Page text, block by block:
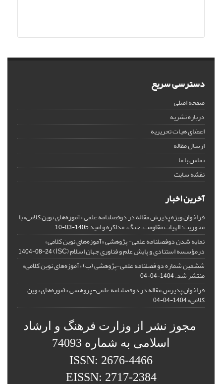
دسترسی سریع
صفحه اصلی
درباره نشریه
اعضای هیات تحریریه
ارسال مقاله
تماس با ما
نقشه سایت
آخرین اخبار
فراخوان ویژه پذیرش مقاله در دوفصلنامه علمی «آموزه‌های نوین کلامی» با
محوریت: الهیات مقاومت، جنگ، مذاکره و امید1405-03-10
نمایه شدن دوفصلنامه علمی- پژوهشی «آموزه‌های نوین کلامی»
درمؤسسه استنادی و پایش علم و فناوری جهان اسلام (ISC) 1404-08-24
ششمین شماره دو فصلنامه علمی-پژوهشی (ب) «آموزه‌های نوین کلامی»
منتشر شد.1404-04-04
فراخوان پذیرش مقاله در دوفصلنامه علمی- پژوهشی «آموزه‌های نوین
کلامی»1404-04-04
مجوز نشر از وزارت فرهنگ و ارشاد
اسلامی به شماره 74093
ISSN: 2676-4466
EISSN: 2717-2384